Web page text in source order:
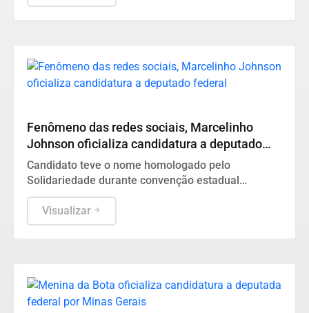
Fenômeno das redes sociais, Marcelinho
Johnson oficializa candidatura a deputado
federal
Candidato teve o nome homologado pelo
Solidariedade durante convenção estadual
realizada em Belém
Visualizar